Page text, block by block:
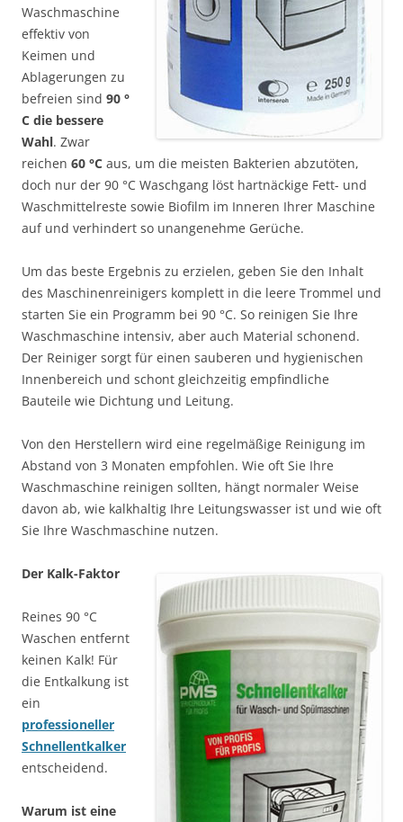
Waschmaschine
effektiv von
Keimen und
Ablagerungen zu
befreien sind 90 °
C die bessere
Wahl. Zwar
reichen 60 °C aus, um die meisten Bakterien abzutöten,
doch nur der 90 °C Waschgang löst hartnäckige Fett- und
Waschmittelreste sowie Biofilm im Inneren Ihrer Maschine
auf und verhindert so unangenehme Gerüche.
Um das beste Ergebnis zu erzielen, geben Sie den Inhalt
des Maschinenreinigers komplett in die leere Trommel und
starten Sie ein Programm bei 90 °C. So reinigen Sie Ihre
Waschmaschine intensiv, aber auch Material schonend.
Der Reiniger sorgt für einen sauberen und hygienischen
Innenbereich und schont gleichzeitig empfindliche
Bauteile wie Dichtung und Leitung.
Von den Herstellern wird eine regelmäßige Reinigung im
Abstand von 3 Monaten empfohlen. Wie oft Sie Ihre
Waschmaschine reinigen sollten, hängt normaler Weise
davon ab, wie kalkhaltig Ihre Leitungswasser ist und wie oft
Sie Ihre Waschmaschine nutzen.
Der Kalk-Faktor
Reines 90 °C
Waschen entfernt
keinen Kalk! Für
die Entkalkung ist
ein
professioneller
Schnellentkalker
entscheidend.
Warum ist eine